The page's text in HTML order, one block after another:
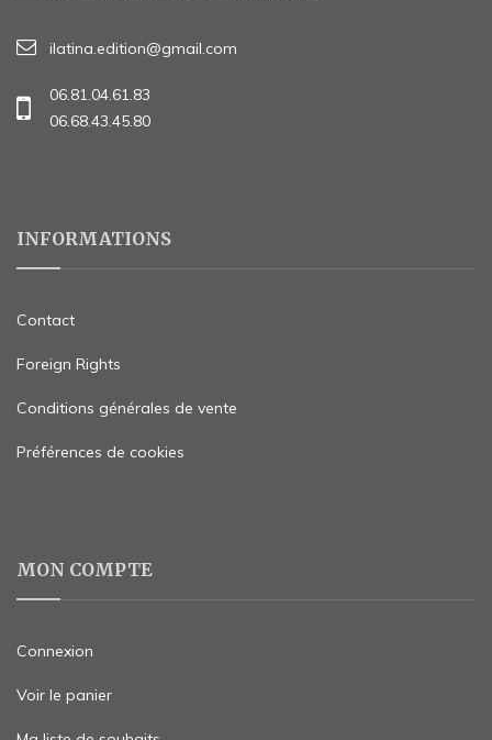
ilatina.edition@gmail.com
06.81.04.61.83
06.68.43.45.80
INFORMATIONS
Contact
Foreign Rights
Conditions générales de vente
Préférences de cookies
MON COMPTE
Connexion
Voir le panier